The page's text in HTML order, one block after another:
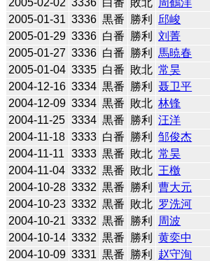
2005-01-31 3336 黒番 勝利 邱峻
2005-01-29 3336 白番 勝利 刘菁
2005-01-27 3336 白番 勝利 馬暁春
2005-01-04 3335 白番 敗北 常昊
2004-12-16 3334 黒番 勝利 聂卫平
2004-12-09 3334 黒番 敗北 林锋
2004-11-25 3334 黒番 勝利 汪洋
2004-11-18 3333 白番 勝利 邹俊杰
2004-11-11
3333 黒番 敗北 常昊
2004-11-04 3332 黒番 敗北 王檄
2004-10-28 3332 黒番 勝利 曹大元
2004-10-23 3332 黒番 敗北 罗洗河
2004-10-21 3332 黒番 勝利 周波
2004-10-14 3332 黒番 勝利 黄奕中
2004-10-09 3331 黒番 勝利 赵守洵